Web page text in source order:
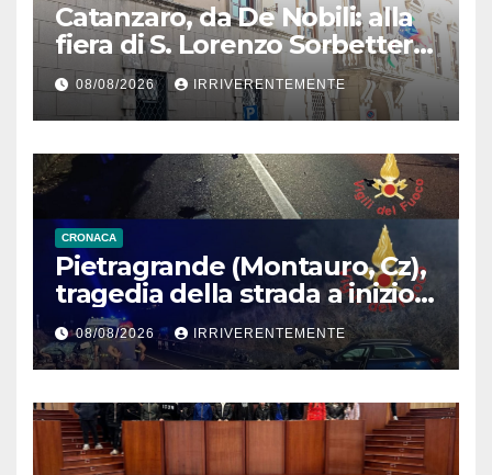
Catanzaro, da De Nobili: alla
fiera di S. Lorenzo Sorbetteria
Calabria Straordinaria e il
cabaret di Procopio
08/08/2026 IRRIVERENTEMENTE
CRONACA
Pietragrande (Montauro, Cz),
tragedia della strada a inizio
secondo weekend estivo.
Morte sulla Ss106
08/08/2026 IRRIVERENTEMENTE